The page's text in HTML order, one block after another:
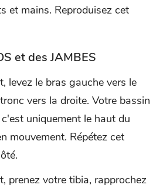
et mains. Reproduisez cet
et des JAMBES
levez le bras gauche vers le
vers la droite. Votre bassin
uniquement le haut du
mouvement. Répétez cet
prenez votre tibia, rapprochez